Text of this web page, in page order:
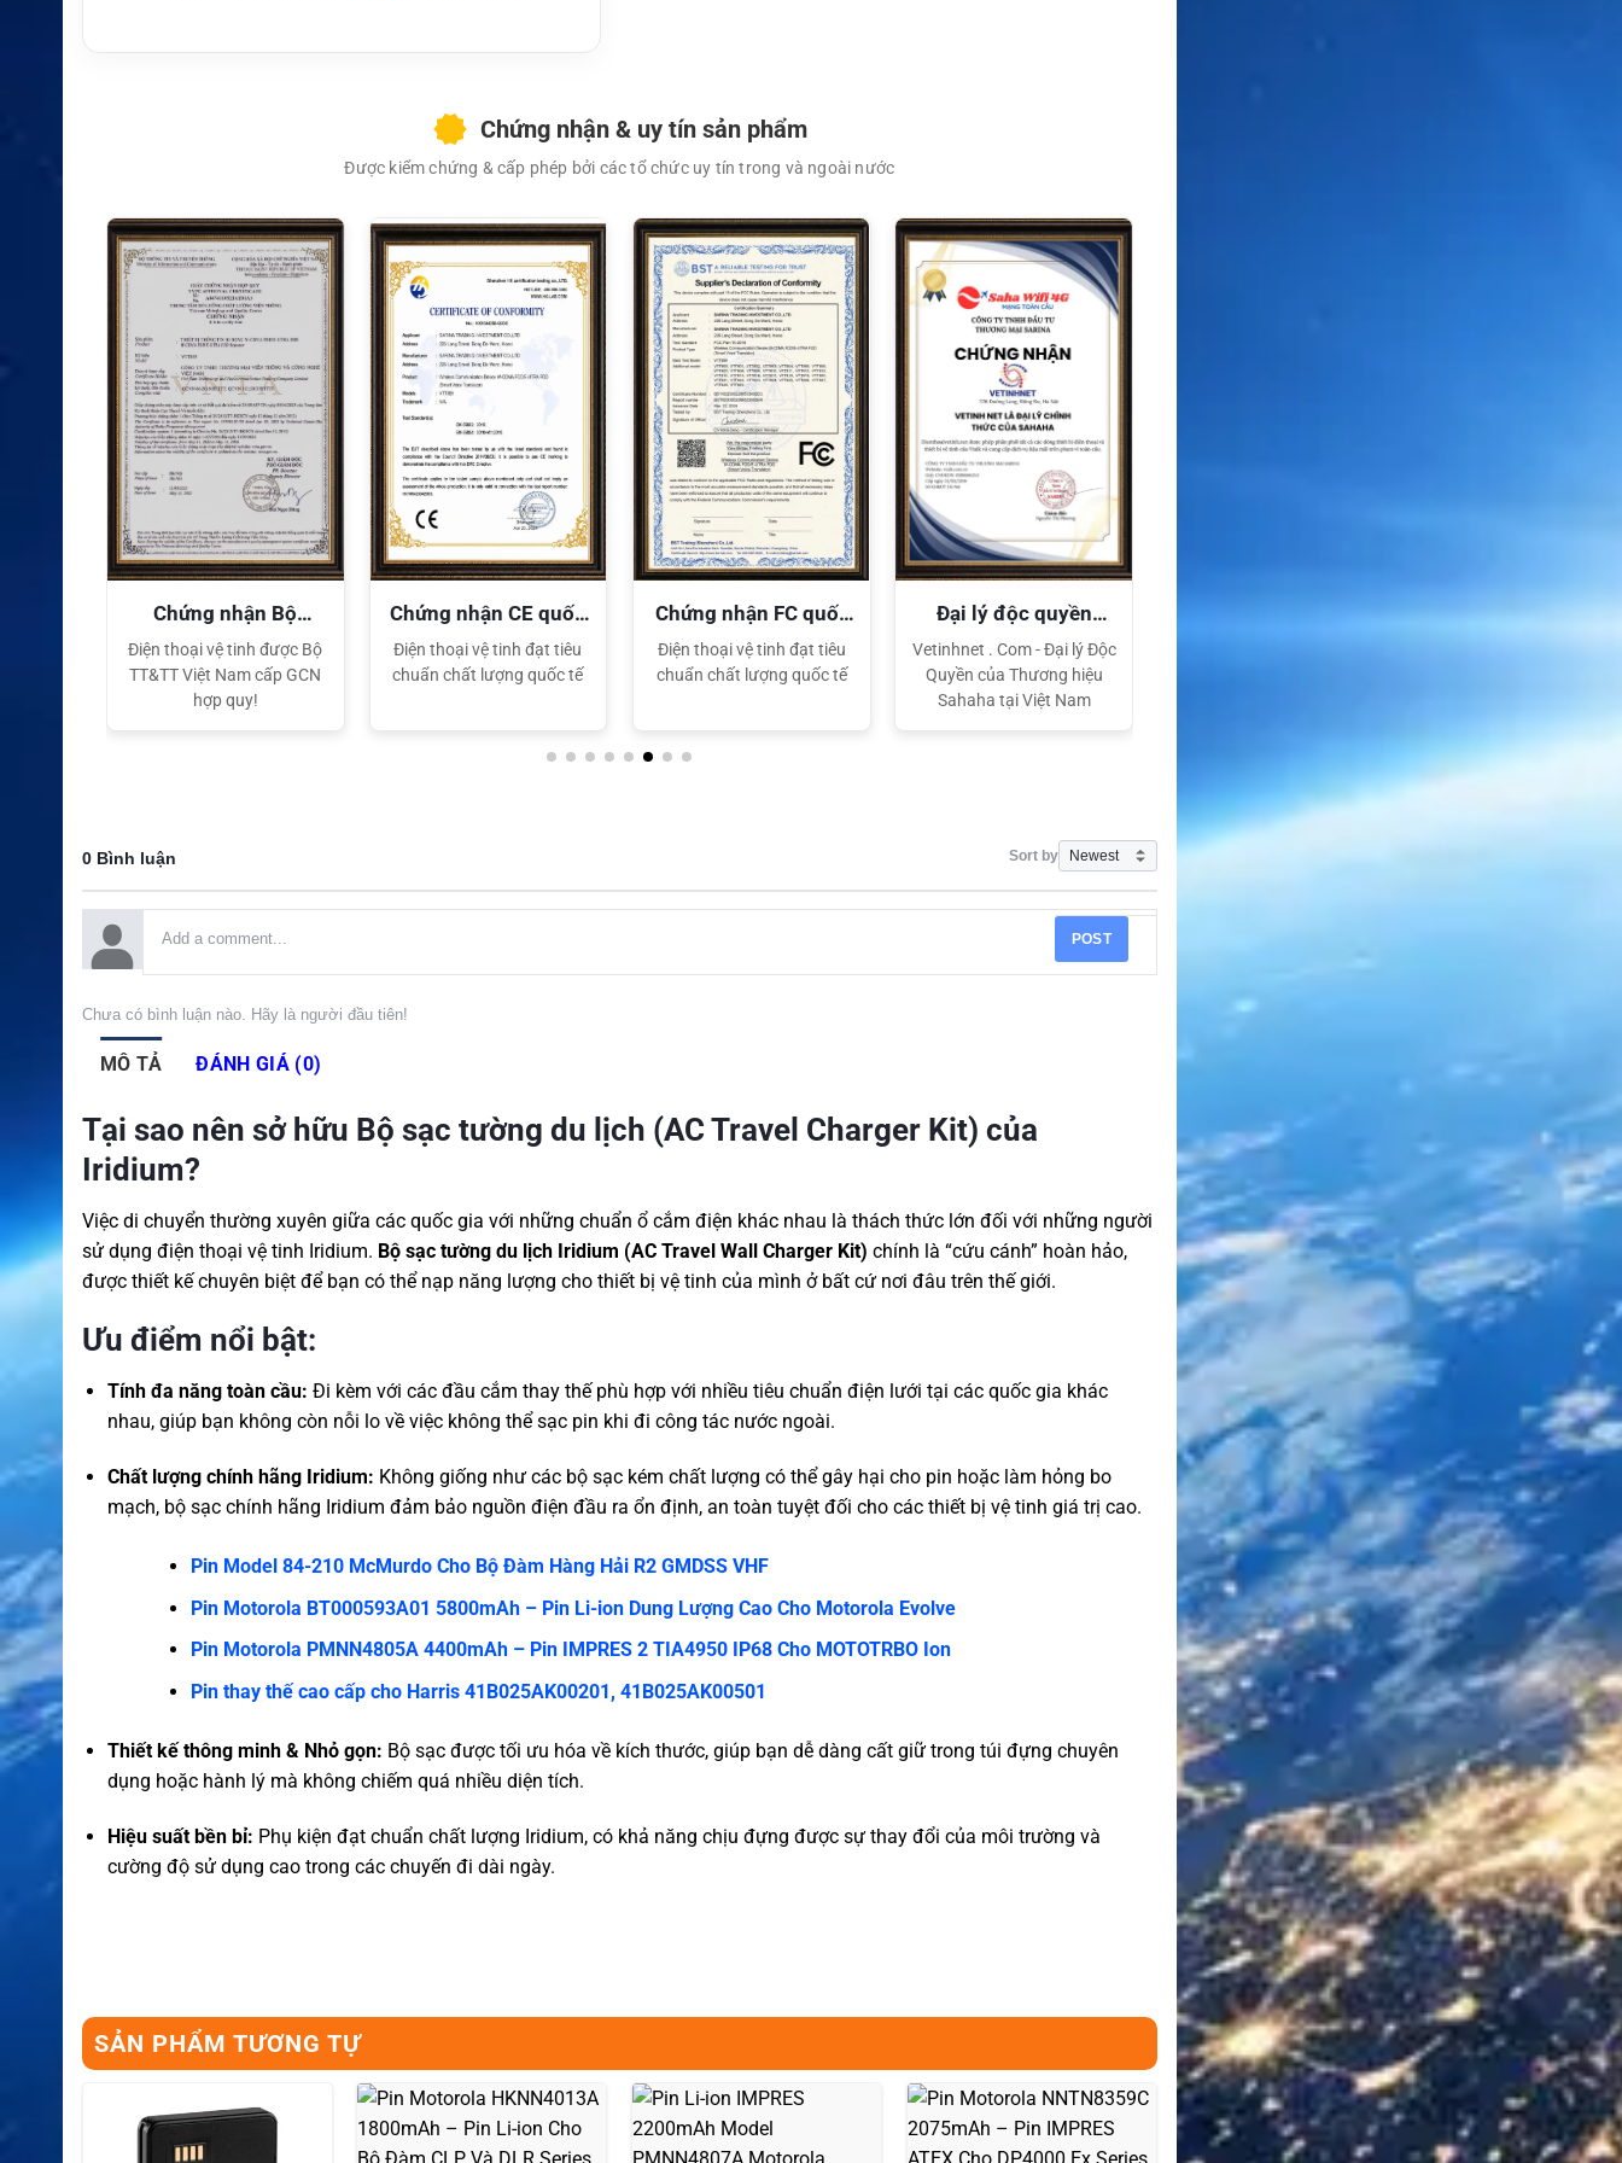
Chứng nhận & uy tín sản phẩm
Được kiểm chứng & cấp phép bởi các tổ chức uy tín trong và ngoài nước
Chứng nhận Bộ
TT&TT
Điện thoại vệ tinh được Bộ
TT&TT Việt Nam cấp GCN
hợp quy!
Chứng nhận CE quốc
tế
Điện thoại vệ tinh đạt tiêu
chuẩn chất lượng quốc tế
Chứng nhận FC quốc
tế
Điện thoại vệ tinh đạt tiêu
chuẩn chất lượng quốc tế
Đại lý độc quyền
Sahaha
Vetinhnet . Com - Đại lý Độc
Quyền của Thương hiệu
Sahaha tại Việt Nam
0 Bình luận Sort by
POST
Chưa có bình luận nào. Hãy là người đầu tiên!
MÔ TẢ ĐÁNH GIÁ (0)
Tại sao nên sở hữu Bộ sạc tường du lịch (AC Travel Charger Kit) của
Iridium?
Việc di chuyển thường xuyên giữa các quốc gia với những chuẩn ổ cắm điện khác nhau là thách thức lớn đối với những người
sử dụng điện thoại vệ tinh Iridium. Bộ sạc tường du lịch Iridium (AC Travel Wall Charger Kit) chính là “cứu cánh” hoàn hảo,
được thiết kế chuyên biệt để bạn có thể nạp năng lượng cho thiết bị vệ tinh của mình ở bất cứ nơi đâu trên thế giới.
Ưu điểm nổi bật:
Tính đa năng toàn cầu: Đi kèm với các đầu cắm thay thế phù hợp với nhiều tiêu chuẩn điện lưới tại các quốc gia khác
nhau, giúp bạn không còn nỗi lo về việc không thể sạc pin khi đi công tác nước ngoài.
Chất lượng chính hãng Iridium: Không giống như các bộ sạc kém chất lượng có thể gây hại cho pin hoặc làm hỏng bo
mạch, bộ sạc chính hãng Iridium đảm bảo nguồn điện đầu ra ổn định, an toàn tuyệt đối cho các thiết bị vệ tinh giá trị cao.
Pin Model 84-210 McMurdo Cho Bộ Đàm Hàng Hải R2 GMDSS VHF
Pin Motorola BT000593A01 5800mAh – Pin Li-ion Dung Lượng Cao Cho Motorola Evolve
Pin Motorola PMNN4805A 4400mAh – Pin IMPRES 2 TIA4950 IP68 Cho MOTOTRBO Ion
Pin thay thế cao cấp cho Harris 41B025AK00201, 41B025AK00501
Thiết kế thông minh & Nhỏ gọn: Bộ sạc được tối ưu hóa về kích thước, giúp bạn dễ dàng cất giữ trong túi đựng chuyên
dụng hoặc hành lý mà không chiếm quá nhiều diện tích.
Hiệu suất bền bỉ: Phụ kiện đạt chuẩn chất lượng Iridium, có khả năng chịu đựng được sự thay đổi của môi trường và
cường độ sử dụng cao trong các chuyến đi dài ngày.
SẢN PHẨM TƯƠNG TỰ